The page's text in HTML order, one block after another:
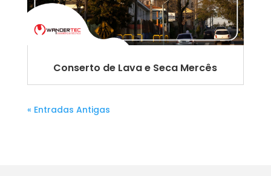
Conserto de Lava e Seca Mercês
« Entradas Antigas